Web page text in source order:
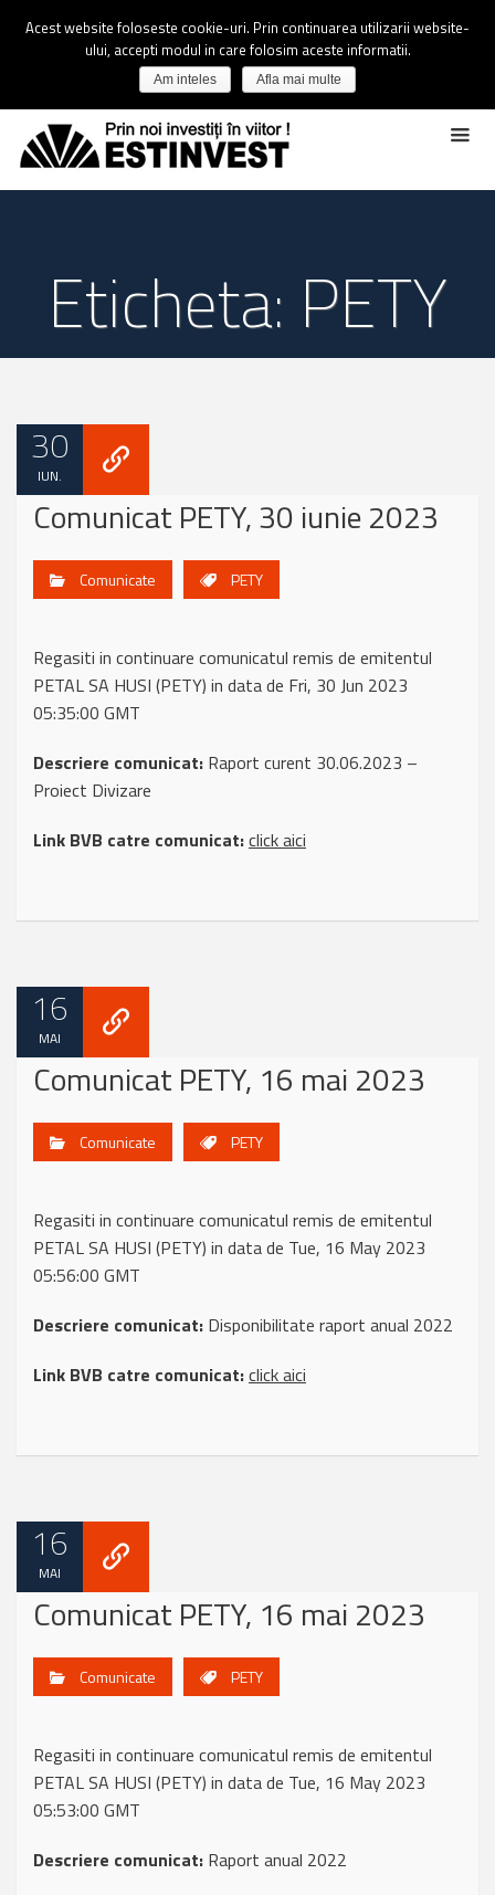
Eticheta: PETY
30
IUN.
Comunicat PETY, 30 iunie 2023
Comunicate PETY
Regasiti in continuare comunicatul remis de emitentul
PETAL SA HUSI (PETY) in data de Fri, 30 Jun 2023
05:35:00 GMT
Descriere comunicat: Raport curent 30.06.2023 –
Proiect Divizare
Link BVB catre comunicat:click aici
16
MAI
Comunicat PETY, 16 mai 2023
Comunicate PETY
Regasiti in continuare comunicatul remis de emitentul
PETAL SA HUSI (PETY) in data de Tue, 16 May 2023
05:56:00 GMT
Descriere comunicat: Disponibilitate raport anual 2022
Link BVB catre comunicat:click aici
16
MAI
Comunicat PETY, 16 mai 2023
Comunicate PETY
Regasiti in continuare comunicatul remis de emitentul
PETAL SA HUSI (PETY) in data de Tue, 16 May 2023
05:53:00 GMT
Descriere comunicat: Raport anual 2022
Acest website foloseste cookie-uri. Prin continuarea utilizarii website-
ului, accepti modul in care folosim aceste informatii.
Am inteles Afla mai multe